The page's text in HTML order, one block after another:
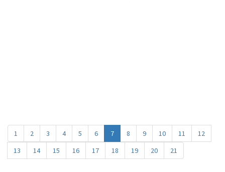
1 2 3 4 5 6 7 8 9 10 11
12
13
14 15 16 17 18 19 20 21